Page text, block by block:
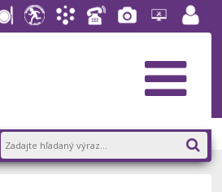
ŠtudentskýAkademický
TelefónnyFotogaléria
Helpdesk
portál